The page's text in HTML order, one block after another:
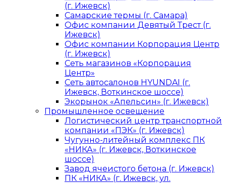
(г. Ижевск)
Самарские термы (г. Самара)
Офис компании Девятый Трест (г.
Ижевск)
Офис компании Корпорация Центр
(г. Ижевск)
Сеть магазинов «Корпорация
Центр»
Сеть автосалонов HYUNDAI (г.
Ижевск, Воткинское шоссе)
Экорынок «Апельсин» (г. Ижевск)
Промышленное освещение
Логистический центр транспортной
компании «ПЭК» (г. Ижевск)
Чугунно-литейный комплекс ПК
«НИКА» (г. Ижевск, Воткинское
шоссе)
Завод ячеистого бетона (г. Ижевск)
ПК «НИКА» (г. Ижевск, ул.